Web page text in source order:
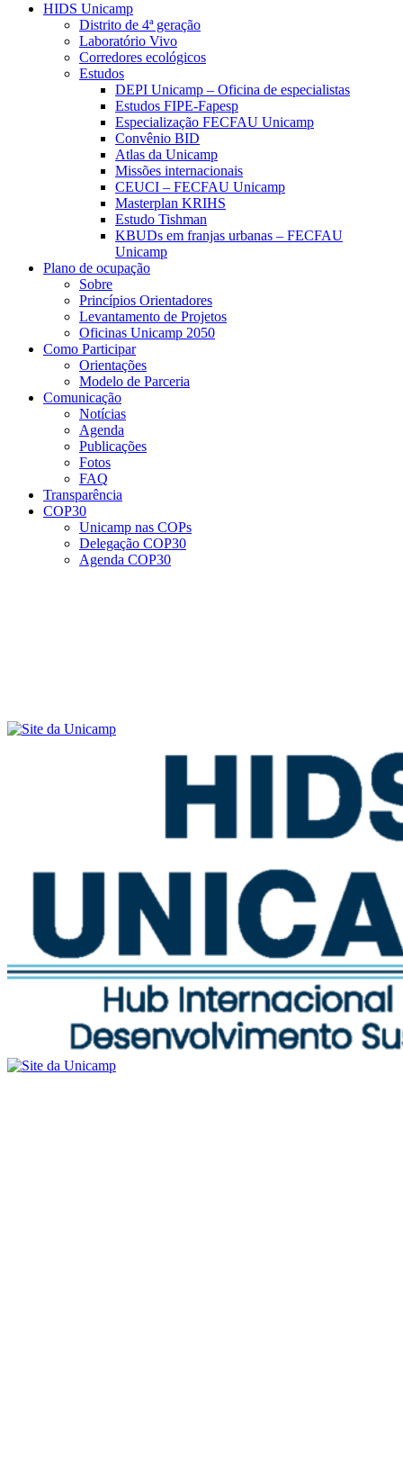
HIDS Unicamp
Distrito de 4ª geração
Laboratório Vivo
Corredores ecológicos
Estudos
DEPI Unicamp – Oficina de especialistas
Estudos FIPE-Fapesp
Especialização FECFAU Unicamp
Convênio BID
Atlas da Unicamp
Missões internacionais
CEUCI – FECFAU Unicamp
Masterplan KRIHS
Estudo Tishman
KBUDs em franjas urbanas – FECFAU
Unicamp
Plano de ocupação
Sobre
Princípios Orientadores
Levantamento de Projetos
Oficinas Unicamp 2050
Como Participar
Orientações
Modelo de Parceria
Comunicação
Notícias
Agenda
Publicações
Fotos
FAQ
Transparência
COP30
Unicamp nas COPs
Delegação COP30
Agenda COP30